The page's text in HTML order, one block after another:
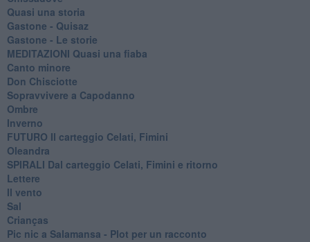
Quasi una storia
Gastone - Quisaz
Gastone - Le storie
MEDITAZIONI Quasi una fiaba
Canto minore
Don Chisciotte
Sopravvivere a Capodanno
Ombre
Inverno
FUTURO Il carteggio Celati, Fimini
Oleandra
SPIRALI Dal carteggio Celati, Fimini e ritorno
Lettere
Il vento
Sal
Crianças
Pic nic a Salamansa - Plot per un racconto